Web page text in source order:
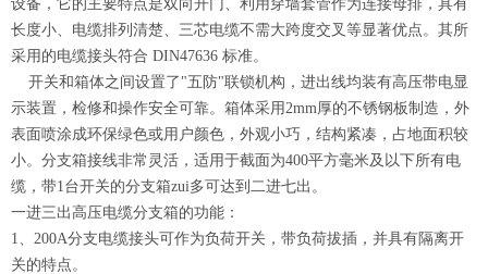
设备，它的主要特点是双向开门、利用穿墙套管作为连接母排，具有
长度小、电缆排列清楚、三芯电缆不需大跨度交叉等显著优点。其所
采用的电缆接头符合 DIN47636 标准。
开关和箱体之间设置了 "五防"联锁机构，进出线均装有高压带电显
示装置，检修和操作安全可靠。箱体采用2mm厚的不锈钢板制造，外
表面喷涂成环保绿色或用户颜色，外观小巧，结构紧凑，占地面积较
小。分支箱接线非常灵活，适用于截面为400平方毫米及以下所有电
缆，带1台开关的分支箱zui多可达到二进七出。
一进三出高压电缆分支箱的功能：
1、 200A分支电缆接头可作为负荷开关，带负荷拔插，并具有隔离开
关的特点。